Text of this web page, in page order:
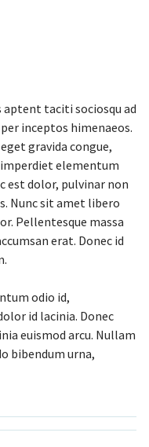
aptent taciti sociosqu ad
inceptos himenaeos.
gravida congue,
elementum
est dolor, pulvinar non
Nunc sit amet libero
Pellentesque massa
erat. Donec id
odio id,
id lacinia. Donec
euismod arcu. Nullam
bibendum urna,